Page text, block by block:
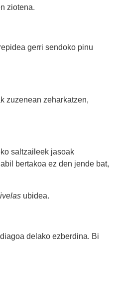
ziotena.
gerri sendoko pinu
zuzenean zeharkatzen,
saltzaileek jasoak
bertakoa ez den jende bat,
ubidea.
delako ezberdina. Bi